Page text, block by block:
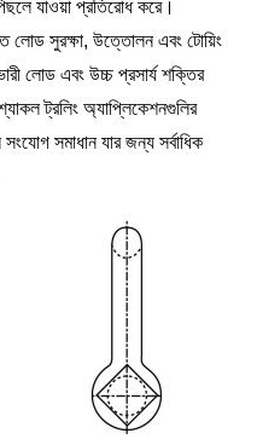
যাওয়া প্রতিরোধ করে।
লোড সুরক্ষা, উত্তোলন এবং টোয়িং
লোড এবং উচ্চ প্রসার্য শক্তির
ট্রলিং অ্যাপ্লিকেশনগুলির
সমাধান যার জন্য সর্বাধিক